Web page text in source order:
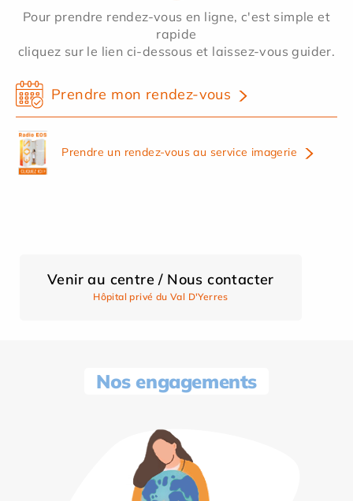
Pour prendre rendez-vous en ligne, c'est simple et
rapide
cliquez sur le lien ci-dessous et laissez-vous guider.
Prendre mon rendez-vous
Prendre un rendez-vous au service imagerie
Venir au centre / Nous contacter
Hôpital privé du Val D'Yerres
Nos engagements